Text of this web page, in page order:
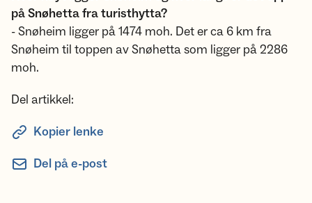
på Snøhetta fra turisthytta?
- Snøheim ligger på 1474 moh. Det er ca 6 km fra
Snøheim til toppen av Snøhetta som ligger på 2286
moh.
Del artikkel:
Kopier lenke
Del på e-post